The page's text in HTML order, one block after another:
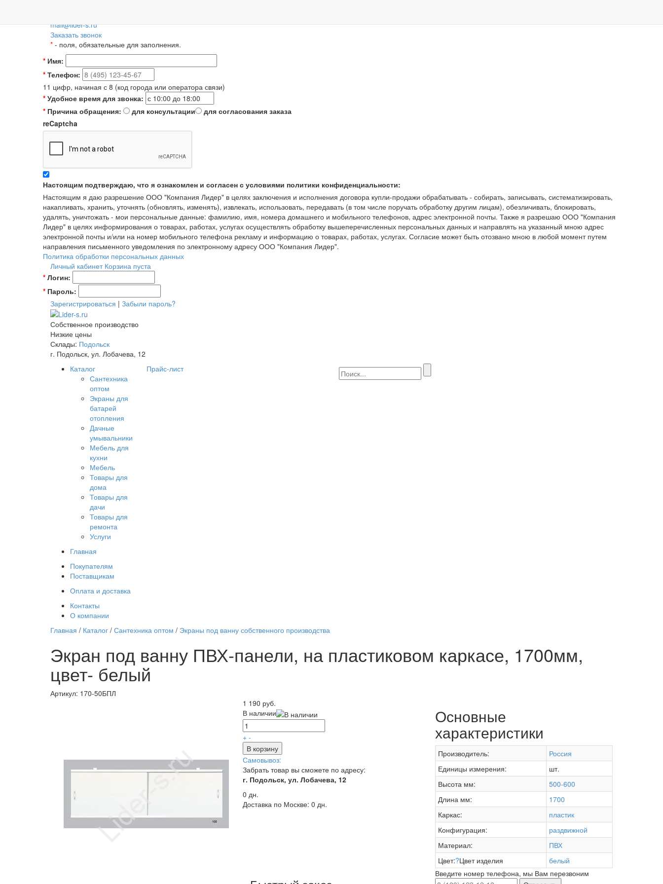
mail@lider-s.ru
Заказать звонок
* - поля, обязательные для заполнения.
* Имя:
* Телефон:
11 цифр, начиная с 8 (код города или оператора связи)
* Удобное время для звонка:
* Причина обращения: для консультации
для согласования заказа
reCaptcha
Настоящим подтверждаю, что я ознакомлен и согласен с условиями политики конфиденциальности:
Настоящим я даю разрешение ООО "Компания Лидер" в целях заключения и исполнения договора купли-продажи обрабатывать - собирать, записывать, систематизировать,
накапливать, хранить, уточнять (обновлять, изменять), извлекать, использовать, передавать (в том числе поручать обработку другим лицам), обезличивать, блокировать,
удалять, уничтожать - мои персональные данные: фамилию, имя, номера домашнего и мобильного телефонов, адрес электронной почты. Также я разрешаю ООО "Компания
Лидер" в целях информирования о товарах, работах, услугах осуществлять обработку вышеперечисленных персональных данных и направлять на указанный мною адрес
электронной почты и/или на номер мобильного телефона рекламу и информацию о товарах, работах, услугах. Согласие может быть отозвано мною в любой момент путем
направления письменного уведомления по электронному адресу ООО "Компания Лидер".
Политика обработки персональных данных
Личный кабинет Корзина пуста
* Логин:
* Пароль:
Зарегистрироваться | Забыли пароль?
Собственное производство
Низкие цены
Склады: Подольск
г. Подольск, ул. Лобачева, 12
Каталог
Сантехника
оптом
Экраны для
батарей
отопления
Дачные
умывальники
Мебель для
кухни
Мебель
Товары для
дома
Товары для
дачи
Товары для
ремонта
Услуги
Прайс-лист
Главная
Покупателям
Поставщикам
Оплата и доставка
Контакты
О компании
Главная / Каталог / Сантехника оптом / Экраны под ванну собственного производства
Экран под ванну ПВХ-панели, на пластиковом каркасе, 1700мм,
цвет- белый
Артикул: 170-50БПЛ
1 190 руб.
В наличии
+ -
В корзину
Самовывоз:
Забрать товар вы сможете по адресу:
г. Подольск, ул. Лобачева, 12
0 дн.
Доставка по Москве: 0 дн.
Основные
характеристики
Производитель:
Россия
Единицы измерения:
шт.
Высота мм:
500-600
Длина мм:
1700
Каркас:
пластик
Конфигурация:
раздвижной
Материал:
ПВХ
Цвет:?Цвет изделия белый
Введите номер телефона, мы Вам перезвоним